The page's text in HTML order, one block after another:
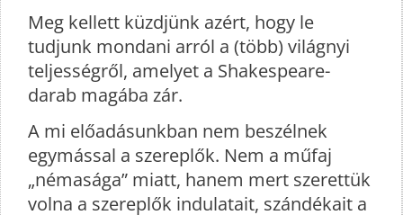
Meg kellett küzdjünk azért, hogy le
tudjunk mondani arról a (több) világnyi
teljességről, amelyet a Shakespeare-
darab magába zár.
A mi előadásunkban nem beszélnek
egymással a szereplők. Nem a műfaj
„némasága” miatt, hanem mert szerettük
volna a szereplők indulatait, szándékait a